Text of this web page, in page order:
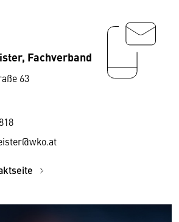
Fachverband
63